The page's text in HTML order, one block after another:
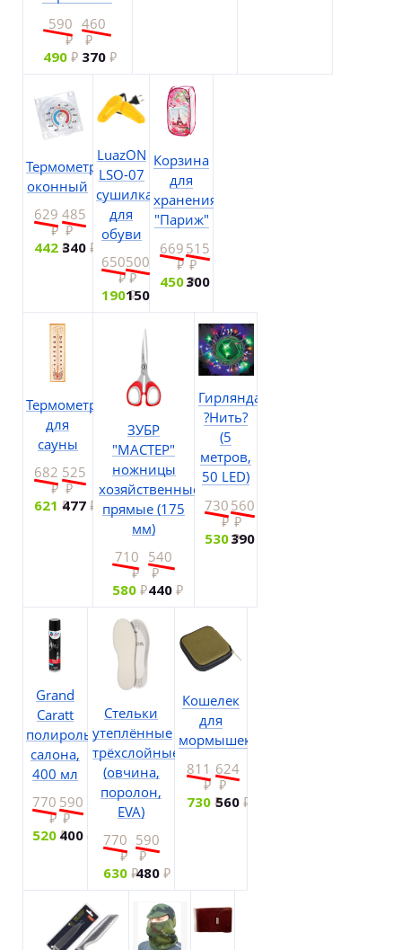
590
490
460
370
Термометр
оконный
629
442
485
340
LuazON
LSO-07
сушилка
для
обуви
650
190
500
150
Корзина
для
хранения
"Париж"
669
450
515
300
Термометр
для
сауны
682
621
525
477
ЗУБР
"МАСТЕР"
ножницы
хозяйственные
прямые (175
мм)
710
580
540
440
Гирлянда
?Нить?
(5
метров,
50 LED)
730
530
560
390
Grand
Caratt
полироль
салона,
400 мл
770
520
590
400
Стельки
утеплённые
трёхслойные
(овчина,
поролон,
EVA)
770
630
590
480
Кошелек
для
мормышек
811
730
624
560